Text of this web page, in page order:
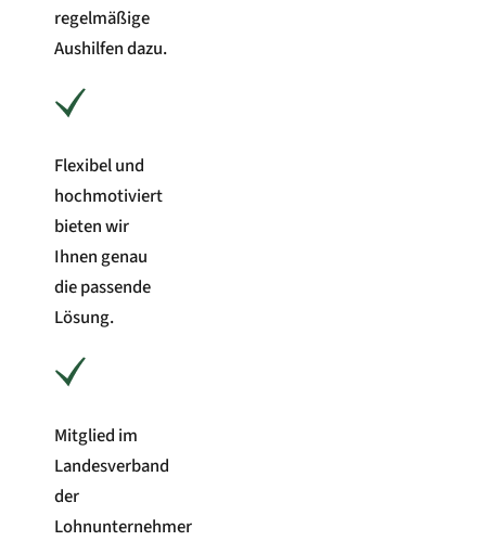
regelmäßige
Aushilfen dazu.
Flexibel und
hochmotiviert
bieten wir
Ihnen genau
die passende
Lösung.
Mitglied im
Landesverband
der
Lohnunternehmer